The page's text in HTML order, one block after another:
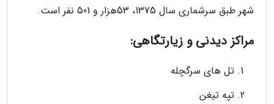
شهر طبق سرشماری سال 1375، 53هزار و 501 نفر است.
مراکز دیدنی و زیارتگاهی:
تل های سرگچله
تپه تیغن